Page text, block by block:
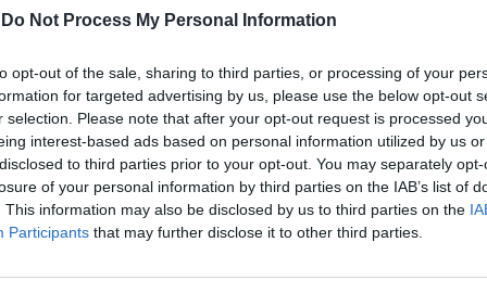
Do Not Process My Personal Information
opt-out of the sale, sharing to third parties, or processing of your
for targeted advertising by us, please use the below opt-out
selection. Please note that after your opt-out request is processed
interest-based ads based on personal information utilized by us
to third parties prior to your opt-out. You may separately
of your personal information by third parties on the IAB’s list of
This information may also be disclosed by us to third parties on the
Participants that may further disclose it to other third parties.
sono indagati l'ex leghista Marco
Francesco Monastero e Luigi Zunino, e
di Cassano D'Adda Edoardo Sala. Ed è
Leuci a raccontare ai pm che «i soldi
dovevano essere destinati pro quota ai
la giunta cassanese, in
Italia e Lega Nord». Un meccanismo
stato replicato, questa l'ipotesi, per altri
c'è un avviso di garanzia a settimana: